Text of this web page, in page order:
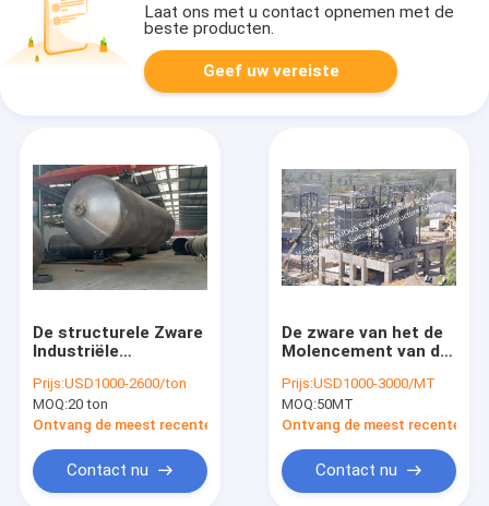
Laat ons met u contact opnemen met de
beste producten.
Geef uw vereiste
De structurele Zware
Industriële
het Roestvrije
staaltank van het
VervaardigingsDrukvat
Prijs:USD1000-2600/ton
MOQ:20 ton
Ontvang de meest recente Prijs
Contact nu
De zware van het de
Molencement van de
Staalvervaardiging
Concrete de
Productielijnclinker
Silovultrechter
Prijs:USD1000-3000/MT
MOQ:50MT
Ontvang de meest recente
Contact nu